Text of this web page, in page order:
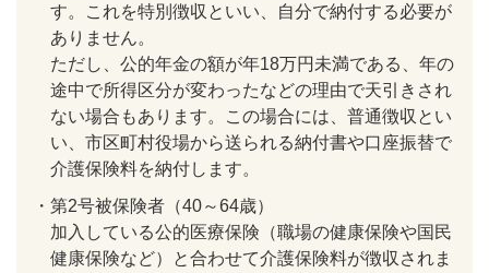
す。これを特別徴収といい、自分で納付する必要が
ありません。
ただし、公的年金の額が年18万円未満である、年の
途中で所得区分が変わったなどの理由で天引きされ
ない場合もあります。この場合には、普通徴収とい
い、市区町村役場から送られる納付書や口座振替で
介護保険料を納付します。
・ 第2号被保険者（40～64歳）
加入している公的医療保険（職場の健康保険や国民
健康保険など）と合わせて介護保険料が徴収されま